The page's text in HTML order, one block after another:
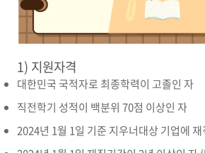
1) 지원자격
대한민국 국적자로 최종학력이 고졸인 자
직전학기 성적이 백분위 70점 이상인 자
2024년 1월 1일 기준 지우너대상 기업에